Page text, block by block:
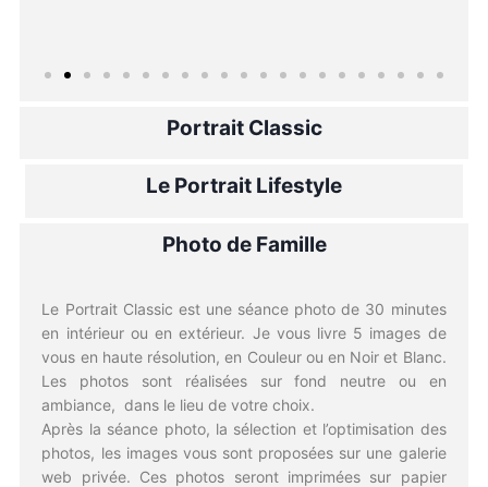
Portrait Classic
Le Portrait Lifestyle
Photo de Famille
Le Portrait Classic est une séance photo de 30 minutes
en intérieur ou en extérieur. Je vous livre 5 images de
vous en haute résolution, en Couleur ou en Noir et Blanc.
Les photos sont réalisées sur fond neutre ou en
ambiance, dans le lieu de votre choix.
Après la séance photo, la sélection et l’optimisation des
photos, les images vous sont proposées sur une galerie
web privée. Ces photos seront imprimées sur papier